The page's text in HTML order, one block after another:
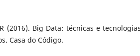
(2016). Big Data: técnicas e
Casa do Código.